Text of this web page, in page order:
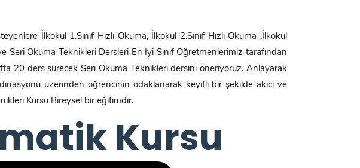
İlkokul 1.Sınıf Hızlı Okuma, İlkokul 2.Sınıf Hızlı Okuma ,İlkokul
ve Seri Okuma Teknikleri Dersleri En İyi Sınıf Öğretmenlerimiz tarafından
20 ders sürecek Seri Okuma Teknikleri dersini öneriyoruz. Anlayarak
üzerinden öğrencinin odaklanarak keyifli bir şekilde akıcı ve
Kursu Bireysel bir eğitimdir.
Kursu